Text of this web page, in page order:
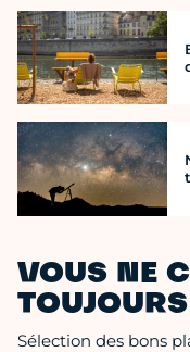
VOUS NE
Sélection des bons